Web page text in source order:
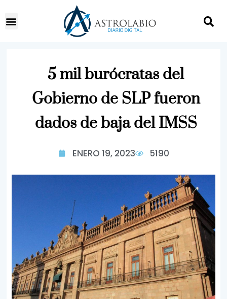
5 mil burócratas del
Gobierno de SLP fueron
dados de baja del IMSS
ENERO 19, 2023 5190